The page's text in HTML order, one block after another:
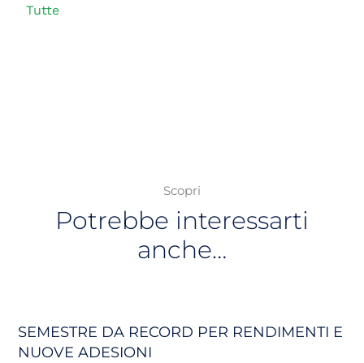
Tutte
Scopri
Potrebbe interessarti
anche…
SEMESTRE DA RECORD PER RENDIMENTI E
NUOVE ADESIONI